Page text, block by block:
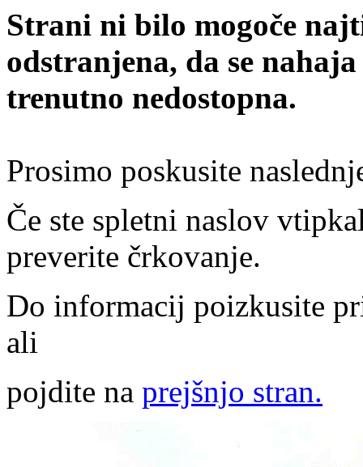
Strani ni bilo mogoče
odstranjena, da se
trenutno nedostopna.
Prosimo poskusite
Če ste spletni naslov
preverite črkovanje.
Do informacij poizkusite
ali
pojdite na prejšnjo stran.